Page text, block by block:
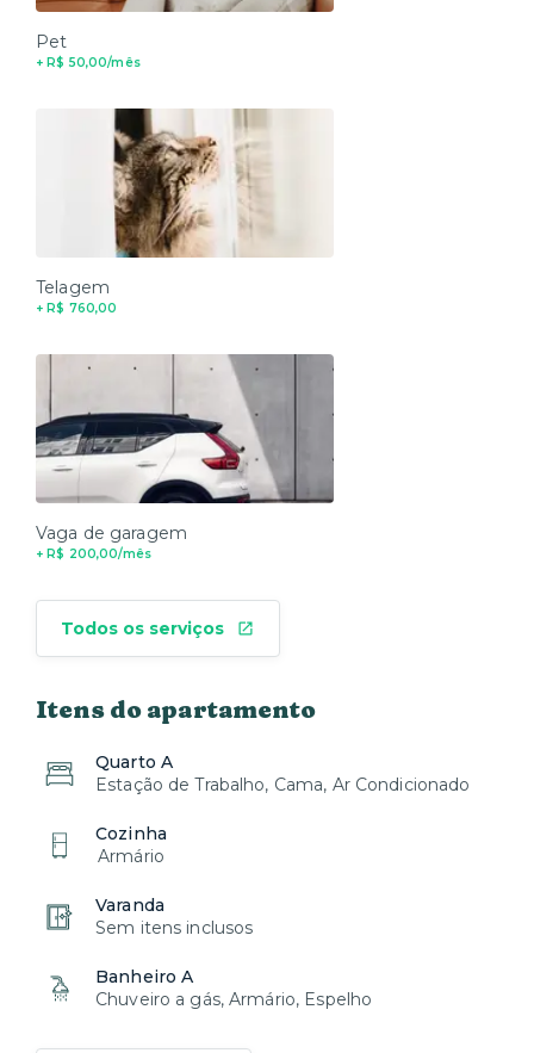
Pet
+ R$ 50,00/mês
Telagem
+ R$ 760,00
Vaga de garagem
+ R$ 200,00/mês
Todos os serviços
Itens do apartamento
Quarto A
Estação de Trabalho, Cama, Ar Condicionado
Cozinha
Armário
Varanda
Sem itens inclusos
Banheiro A
Chuveiro a gás, Armário, Espelho